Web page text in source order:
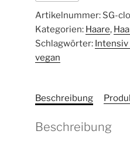
Artikelnummer: SG-
Kategorien: Haare,
Schlagwörter:
vegan
Beschreibung
Beschreibung